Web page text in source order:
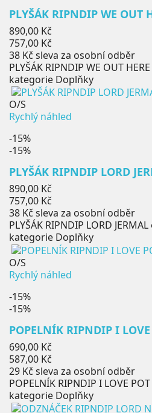
PLYŠÁK RIPNDIP WE OUT
Běžná
cena
890,00 Kč
Cena
757,00 Kč
38 Kč sleva za osobní odběr
PLYŠÁK RIPNDIP WE OUT
kategorie Doplňky
O/S
Rychlý náhled
-15%
-15%
PLYŠÁK RIPNDIP LORD
Běžná
cena
890,00 Kč
Cena
757,00 Kč
38 Kč sleva za osobní odběr
PLYŠÁK RIPNDIP LORD
kategorie Doplňky
O/S
Rychlý náhled
-15%
-15%
POPELNÍK RIPNDIP I LOVE
Běžná
cena
690,00 Kč
Cena
587,00 Kč
29 Kč sleva za osobní odběr
POPELNÍK RIPNDIP I LOVE
kategorie Doplňky